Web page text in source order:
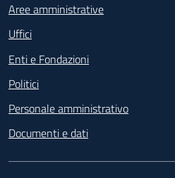
Aree amministrative
Uffici
Enti e Fondazioni
Politici
Personale amministrativo
Documenti e dati